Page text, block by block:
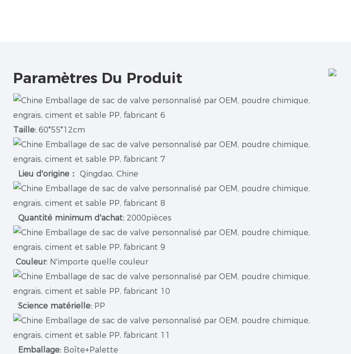
Paramètres Du Produit
Taille: 60*55*12cm
Lieu d'origine： Qingdao, Chine
Quantité minimum d'achat: 2000pièces
Couleur: N'importe quelle couleur
Science matérielle: PP
Emballage: Boîte+Palette